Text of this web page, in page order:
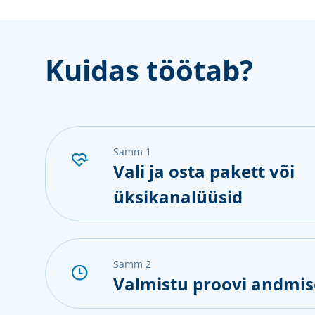
Kuidas töötab?
samm 1
Vali ja osta pakett või
üksikanalüüsid
samm 2
Valmistu proovi